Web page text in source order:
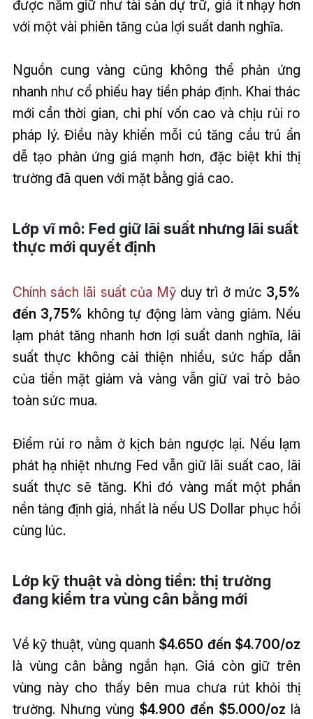
được nắm giữ như tài sản dự trữ, giá ít nhạy hơn
với một vài phiên tăng của lợi suất danh nghĩa.
Nguồn cung vàng cũng không thể phản ứng
nhanh như cổ phiếu hay tiền pháp định. Khai thác
mới cần thời gian, chi phí vốn cao và chịu rủi ro
pháp lý. Điều này khiến mỗi cú tăng cầu trú ẩn
dễ tạo phản ứng giá mạnh hơn, đặc biệt khi thị
trường đã quen với mặt bằng giá cao.
Lớp vĩ mô: Fed giữ lãi suất nhưng lãi suất
thực mới quyết định
Chính sách lãi suất của Mỹduy trì ở mức 3,5%
đến 3,75% không tự động làm vàng giảm. Nếu
lạm phát tăng nhanh hơn lợi suất danh nghĩa, lãi
suất thực không cải thiện nhiều, sức hấp dẫn
của tiền mặt giảm và vàng vẫn giữ vai trò bảo
toàn sức mua.
Điểm rủi ro nằm ở kịch bản ngược lại. Nếu lạm
phát hạ nhiệt nhưng Fed vẫn giữ lãi suất cao, lãi
suất thực sẽ tăng. Khi đó vàng mất một phần
nền tảng định giá, nhất là nếu US Dollar phục hồi
cùng lúc.
Lớp kỹ thuật và dòng tiền: thị trường
đang kiểm tra vùng cân bằng mới
Về kỹ thuật, vùng quanh $4.650 đến $4.700/oz
là vùng cân bằng ngắn hạn. Giá còn giữ trên
vùng này cho thấy bên mua chưa rút khỏi thị
trường. Nhưng vùng $4.900 đến $5.000/oz là